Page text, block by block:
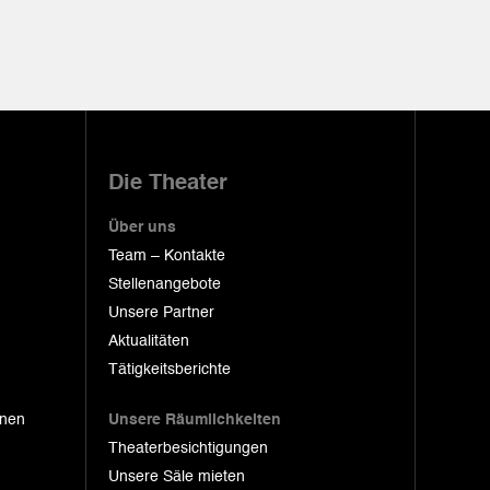
Die Theater
Über uns
Team – Kontakte
Stellenangebote
Unsere Partner
Aktualitäten
Tätigkeitsberichte
Unsere Räumlichkeiten
Theaterbesichtigungen
Unsere Säle mieten